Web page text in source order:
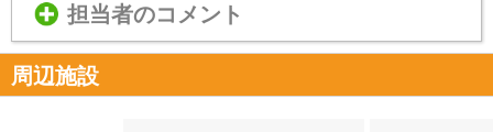
担当者のコメント
周辺施設